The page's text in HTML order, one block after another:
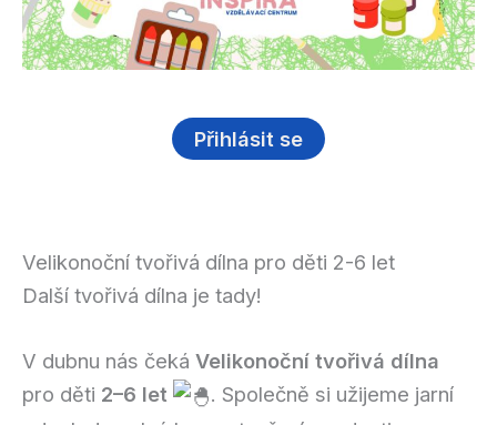
Přihlásit se
Velikonoční tvořivá dílna pro děti 2-6 let
Další tvořivá dílna je tady!
V dubnu nás čeká Velikonoční tvořivá dílna
pro děti 2–6 let
. Společně si užijeme jarní